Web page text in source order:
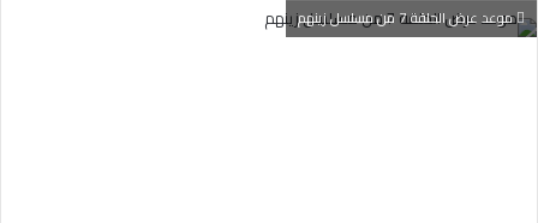
موعد عرض الحلقة 7 من مسلسل زينهم